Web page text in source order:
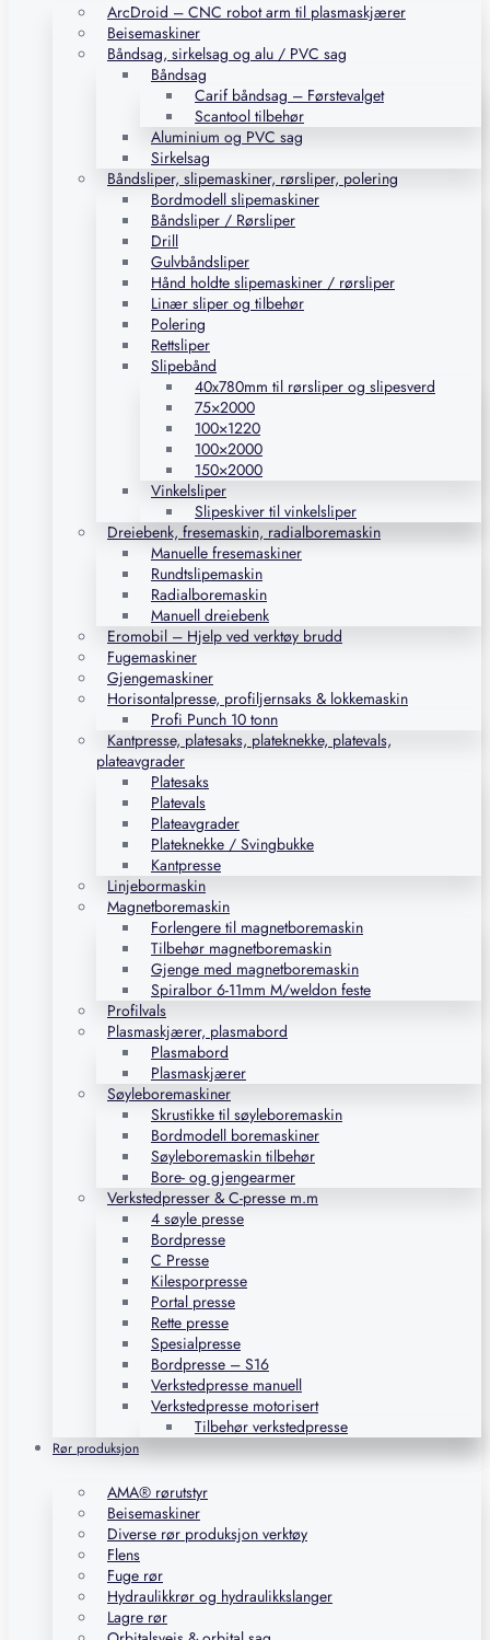
ArcDroid – CNC robot arm til plasmaskjærer
Beisemaskiner
Båndsag, sirkelsag og alu / PVC sag
Båndsag
Carif båndsag – Førstevalget
Scantool tilbehør
Aluminium og PVC sag
Sirkelsag
Båndsliper, slipemaskiner, rørsliper, polering
Bordmodell slipemaskiner
Båndsliper / Rørsliper
Drill
Gulvbåndsliper
Hånd holdte slipemaskiner / rørsliper
Linær sliper og tilbehør
Polering
Rettsliper
Slipebånd
40x780mm til rørsliper og slipesverd
75×2000
100×1220
100×2000
150×2000
Vinkelsliper
Slipeskiver til vinkelsliper
Dreiebenk, fresemaskin, radialboremaskin
Manuelle fresemaskiner
Rundtslipemaskin
Radialboremaskin
Manuell dreiebenk
Eromobil – Hjelp ved verktøy brudd
Fugemaskiner
Gjengemaskiner
Horisontalpresse, profiljernsaks & lokkemaskin
Profi Punch 10 tonn
Kantpresse, platesaks, plateknekke, platevals,
plateavgrader
Platesaks
Platevals
Plateavgrader
Plateknekke / Svingbukke
Kantpresse
Linjebormaskin
Magnetboremaskin
Forlengere til magnetboremaskin
Tilbehør magnetboremaskin
Gjenge med magnetboremaskin
Spiralbor 6-11mm M/weldon feste
Profilvals
Plasmaskjærer, plasmabord
Plasmabord
Plasmaskjærer
Søyleboremaskiner
Skrustikke til søyleboremaskin
Bordmodell boremaskiner
Søyleboremaskin tilbehør
Bore- og gjengearmer
Verkstedpresser & C-presse m.m
4 søyle presse
Bordpresse
C Presse
Kilesporpresse
Portal presse
Rette presse
Spesialpresse
Bordpresse – S16
Verkstedpresse manuell
Verkstedpresse motorisert
Tilbehør verkstedpresse
Rør produksjon
AMA® rørutstyr
Beisemaskiner
Diverse rør produksjon verktøy
Flens
Fuge rør
Hydraulikkrør og hydraulikkslanger
Lagre rør